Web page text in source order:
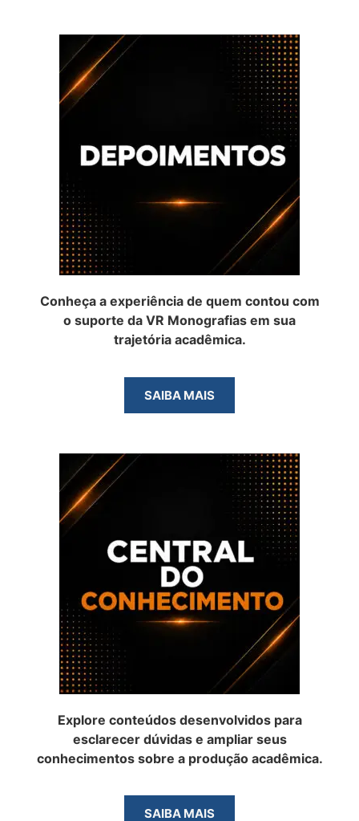
Conheça a experiência de quem contou com
o suporte da VR Monografias em sua
trajetória acadêmica.
SAIBA MAIS
Explore conteúdos desenvolvidos para
esclarecer dúvidas e ampliar seus
conhecimentos sobre a produção acadêmica.
SAIBA MAIS